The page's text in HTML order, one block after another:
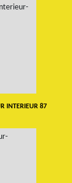
INTERIEUR 87